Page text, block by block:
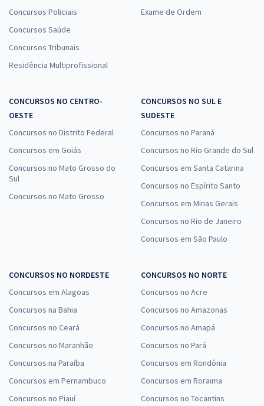
Concursos Policiais
Concursos Saúde
Concursos Tribunais
Residência Multiprofissional
Exame de Ordem
CONCURSOS NO CENTRO-
OESTE
Concursos no Distrito Federal
Concursos em Goiás
Concursos no Mato Grosso do
Sul
Concursos no Mato Grosso
CONCURSOS NO SUL E
SUDESTE
Concursos no Paraná
Concursos no Rio Grande do Sul
Concursos em Santa Catarina
Concursos no Espírito Santo
Concursos em Minas Gerais
Concursos no Rio de Janeiro
Concursos em São Paulo
CONCURSOS NO NORDESTE
Concursos em Alagoas
Concursos na Bahia
Concursos no Ceará
Concursos no Maranhão
Concursos na Paraíba
Concursos em Pernambuco
Concursos no Piauí
CONCURSOS NO NORTE
Concursos no Acre
Concursos no Amazonas
Concursos no Amapá
Concursos no Pará
Concursos em Rondônia
Concursos em Roraima
Concursos no Tocantins